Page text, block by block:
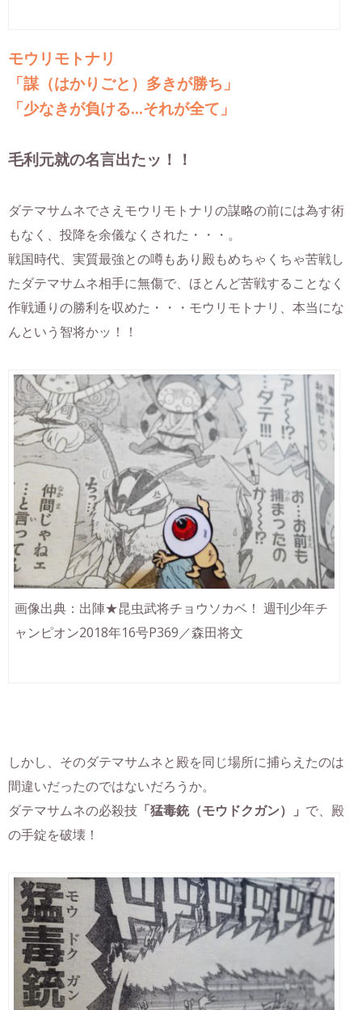
モウリモトナリ
「謀（はかりごと）多きが勝ち」
「少なきが負ける…それが全て」
毛利元就の名言出たッ！！
ダテマサムネでさえモウリモトナリの謀略の前には為す術
もなく、投降を余儀なくされた・・・。
戦国時代、実質最強との噂もあり殿もめちゃくちゃ苦戦し
たダテマサムネ相手に無傷で、ほとんど苦戦することなく
作戦通りの勝利を収めた・・・モウリモトナリ、本当にな
んという智将かッ！！
画像出典：出陣★昆虫武将チョウソカベ！ 週刊少年チ
ャンピオン2018年16号P369／森田将文
しかし、そのダテマサムネと殿を同じ場所に捕らえたのは
間違いだったのではないだろうか。
ダテマサムネの必殺技 「猛毒銃（モウドクガン）」 で、殿
の手錠を破壊！